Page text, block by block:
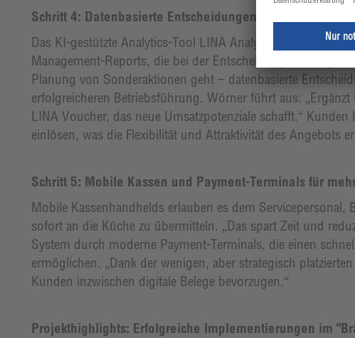
Schritt 4: Datenbasierte Entscheidungen mit LINA Analytics
Das KI-gestützte Analytics-Tool LINA Analytics ist ein
Management-Reports, die bei der Entscheidungsfindung
Planung von Sonderaktionen geht – datenbasierte
erfolgreicheren Betriebsführung. Wörner führt aus:
LINA Voucher, das neue Umsatzpotenziale schafft.“
einlösen, was die Flexibilität und Attraktivität des Angebots
Schritt 5: Mobile Kassen und Payment-Terminals für
Mobile Kassenhandhelds erlauben es dem
sofort an die Küche zu übermitteln. „Das spart Zeit und
System durch moderne Payment-Terminals, die einen
ermöglichen. „Dank der wenigen, aber strategisch
Kunden inzwischen digitale Belege bevorzugen.“
Projekthighlights: Erfolgreiche Implementierungen im